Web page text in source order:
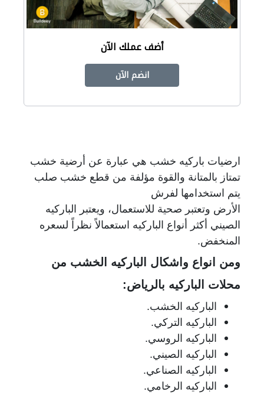
أضف عملك الآن
انضم الآن
ارضيات باركيه خشب هي عبارة عن أرضية خشب
تمتاز بالمتانة والقوة مؤلفة من قطع خشب صلب
يتم استخدامها لفرش
الأرض وتعتبر صحية للاستعمال، ويعتبر الباركيه
الصيني أكثر أنواع الباركيه استعمالاً نظراً لسعره
المنخفض.
ومن انواع واشكال الباركيه الخشب من
محلات الباركيه بالرياض:
الباركيه الخشب.
الباركيه التركي.
الباركيه الروسي.
الباركيه الصيني.
الباركيه الصناعي.
الباركيه الرخامي.